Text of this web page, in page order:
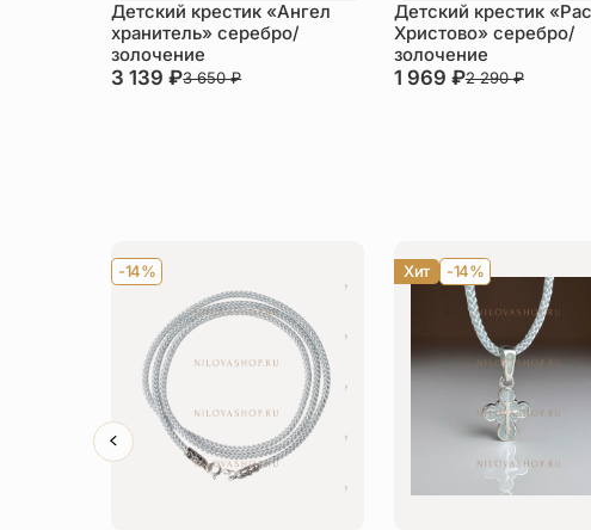
Детский крестик «Ангел
хранитель» серебро/
золочение
3 139₽3 650₽
Детский крестик
Христово» серебро/
золочение
1 969 ₽2 290₽
-14% Хит -14%